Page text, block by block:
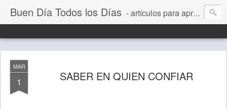
Buen Día Todos los Días - artículos para aprender a vivir mejor, un día a la vez. Por Juan C Quintero
MAR
1 SABER EN QUIEN CONFIAR